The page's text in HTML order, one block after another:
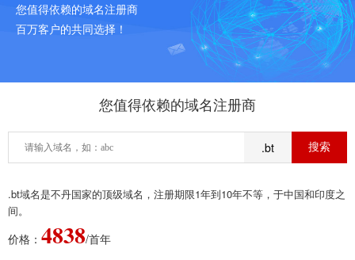
您值得依赖的域名注册商
百万客户的共同选择！
您值得依赖的域名注册商
.bt
.bt域名是不丹国家的顶级域名，注册期限1年到10年不等，于中国和印度之
间。
价格： 4838/首年